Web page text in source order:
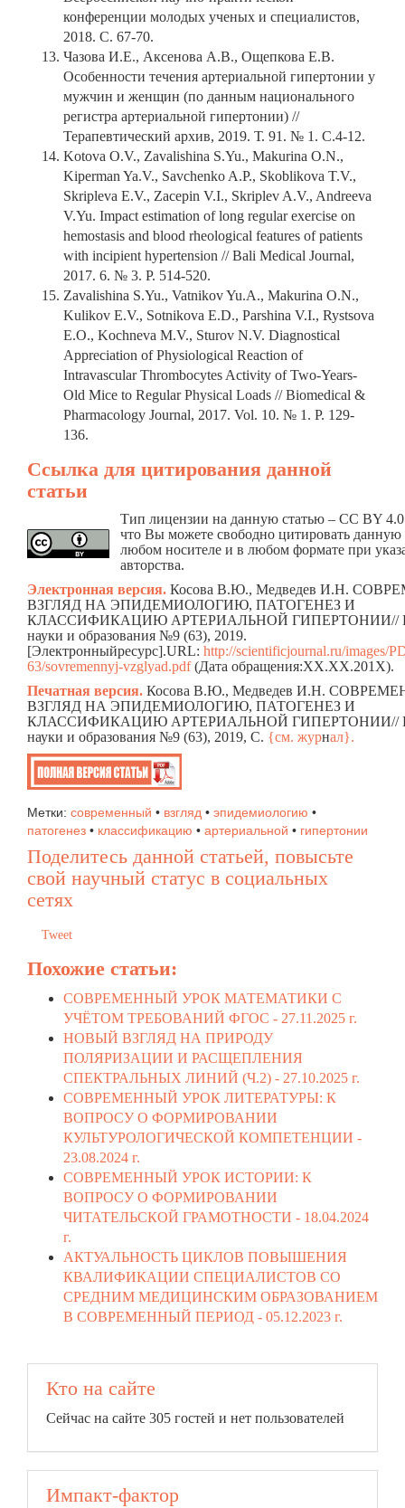
конференции молодых ученых и специалистов,
2018. С. 67-70.
Чазова И.Е., Аксенова А.В., Ощепкова Е.В.
Особенности течения артериальной гипертонии у
мужчин и женщин (по данным национального
регистра артериальной гипертонии) //
Терапевтический архив, 2019. Т. 91. № 1. С.4-12.
Kotova O.V., Zavalishina S.Yu., Makurina O.N.,
Kiperman Ya.V., Savchenko A.P., Skoblikova T.V.,
Skripleva E.V., Zacepin V.I., Skriplev A.V., Andreeva
V.Yu. Impact estimation of long regular exercise on
hemostasis and blood rheological features of patients
with incipient hypertension // Bali Medical Journal,
2017. 6. № 3. P. 514-520.
Zavalishina S.Yu., Vatnikov Yu.A., Makurina O.N.,
Kulikov E.V., Sotnikova E.D., Parshina V.I., Rystsova
E.O., Kochneva M.V., Sturov N.V. Diagnostical
Appreciation of Physiological Reaction of
Intravascular Thrombocytes Activity of Two-Years-
Old Mice to Regular Physical Loads // Biomedical &
Pharmacology Journal, 2017. Vol. 10. № 1. P. 129-
136.
Ссылка для цитирования данной
статьи
Тип лицензии на данную статью – CC BY
что Вы можете свободно цитировать данную
любом носителе и в любом формате при
авторства.
Электронная версия. Косова В.Ю., Медведев И.Н.
ВЗГЛЯД НА ЭПИДЕМИОЛОГИЮ, ПАТОГЕНЕЗ И
КЛАССИФИКАЦИЮ АРТЕРИАЛЬНОЙ ГИПЕРТОНИИ//
науки и образования №9 (63), 2019.
[Электронныйресурс].URL: http://scientificjournal.ru/images/
63/sovremennyj-vzglyad.pdf(Дата обращения:ХХ.ХХ.201Х).
Печатная версия. Косова В.Ю., Медведев И.Н.
ВЗГЛЯД НА ЭПИДЕМИОЛОГИЮ, ПАТОГЕНЕЗ И
КЛАССИФИКАЦИЮ АРТЕРИАЛЬНОЙ ГИПЕРТОНИИ//
науки и образования №9 (63), 2019, C. {см. журнал}.
Метки: современный • взгляд • эпидемиологию •
патогенез • классификацию • артериальной • гипертонии
Поделитесь данной статьей, повысьте
свой научный статус в социальных
сетях
Tweet
Похожие статьи:
СОВРЕМЕННЫЙ УРОК МАТЕМАТИКИ С
УЧЁТОМ ТРЕБОВАНИЙ ФГОС - 27.11.2025 г.
НОВЫЙ ВЗГЛЯД НА ПРИРОДУ
ПОЛЯРИЗАЦИИ И РАСЩЕПЛЕНИЯ
СПЕКТРАЛЬНЫХ ЛИНИЙ (Ч.2) - 27.10.2025 г.
СОВРЕМЕННЫЙ УРОК ЛИТЕРАТУРЫ: К
ВОПРОСУ О ФОРМИРОВАНИИ
КУЛЬТУРОЛОГИЧЕСКОЙ КОМПЕТЕНЦИИ -
23.08.2024 г.
СОВРЕМЕННЫЙ УРОК ИСТОРИИ: К
ВОПРОСУ О ФОРМИРОВАНИИ
ЧИТАТЕЛЬСКОЙ ГРАМОТНОСТИ - 18.04.2024
г.
АКТУАЛЬНОСТЬ ЦИКЛОВ ПОВЫШЕНИЯ
КВАЛИФИКАЦИИ СПЕЦИАЛИСТОВ CО
СРЕДНИМ МЕДИЦИНСКИМ ОБРАЗОВАНИЕМ
В СОВРЕМЕННЫЙ ПЕРИОД - 05.12.2023 г.
Кто на сайте
Сейчас на сайте 305 гостей и нет пользователей
Импакт-фактор